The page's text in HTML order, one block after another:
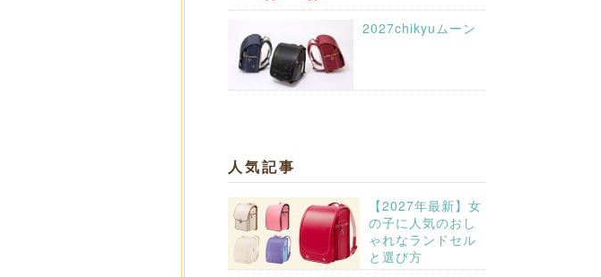
2027chikyuムーン
人気記事
【2027年最新】女
の子に人気のおし
ゃれなランドセル
と選び方